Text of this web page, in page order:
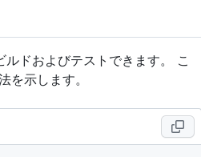
ドおよびテストできます。 こ
を示します。